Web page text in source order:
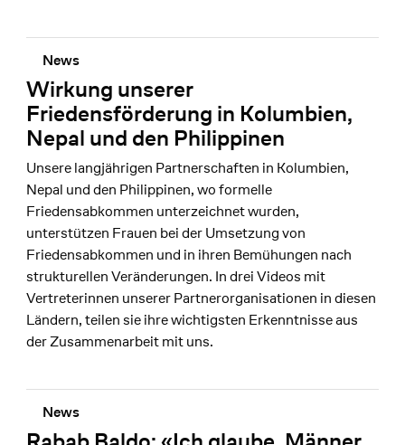
Wirkung unserer
Friedensförderung in Kolumbien,
Nepal und den Philippinen
News
Unsere langjährigen Partnerschaften in Kolumbien,
Nepal und den Philippinen, wo formelle
Friedensabkommen unterzeichnet wurden,
unterstützen Frauen bei der Umsetzung von
Friedensabkommen und in ihren Bemühungen nach
strukturellen Veränderungen. In drei Videos mit
Vertreterinnen unserer Partnerorganisationen in diesen
Ländern, teilen sie ihre wichtigsten Erkenntnisse aus
der Zusammenarbeit mit uns.
News